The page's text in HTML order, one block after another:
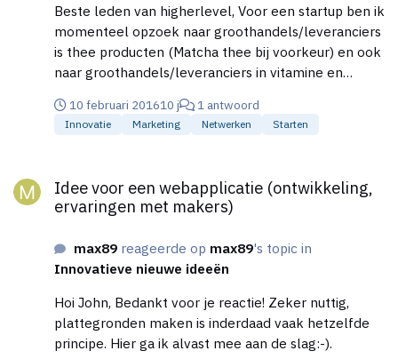
Beste leden van higherlevel, Voor een startup ben ik
momenteel opzoek naar groothandels/leveranciers
is thee producten (Matcha thee bij voorkeur) en ook
naar groothandels/leveranciers in vitamine en
specifiek merk maar meer voor het samenstellen en
opzetten van een nieuwe lijn vitamine producten).
10 februari 201610 j 1 antwoord
Innovatie Marketing Netwerken Starten
Idee voor een webapplicatie (ontwikkeling,
ervaringen met makers)
max89 reageerde op max89's topic in
Innovatieve nieuwe ideeën
Hoi John, Bedankt voor je reactie! Zeker nuttig,
plattegronden maken is inderdaad vaak hetzelfde
principe. Hier ga ik alvast mee aan de slag:-).